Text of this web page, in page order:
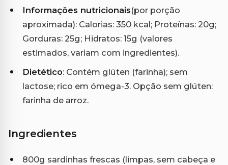
Informações nutricionais(por porção
aproximada): Calorias: 350 kcal; Proteínas: 20g;
Gorduras: 25g; Hidratos: 15g (valores
estimados, variam com ingredientes).
Dietético: Contém glúten (farinha); sem
lactose; rico em ómega-3. Opção sem glúten:
farinha de arroz.
Ingredientes
800g sardinhas frescas (limpas, sem cabeça e